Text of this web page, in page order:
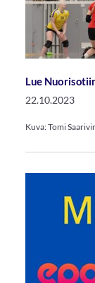
Lue
22.10.2023
Kuva: Tomi